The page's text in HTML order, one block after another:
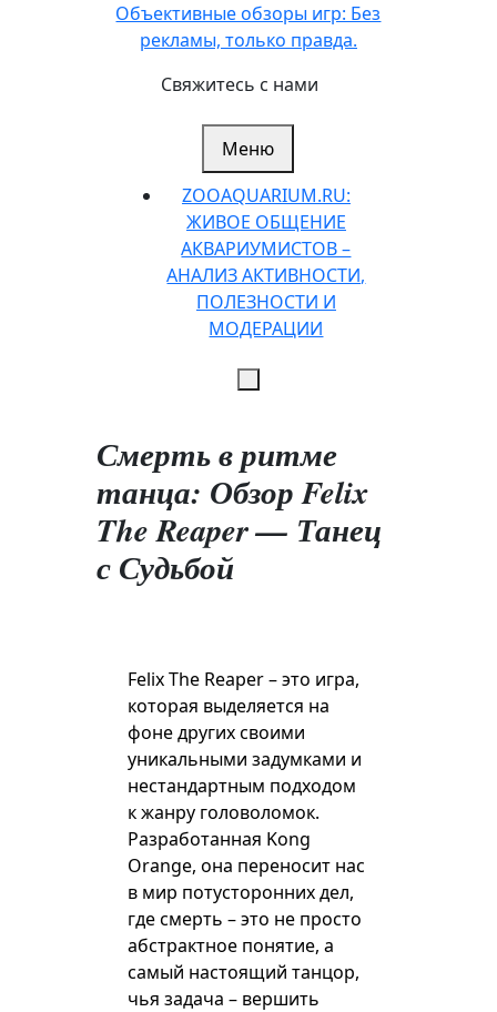
Перейти
Объективные обзоры игр: Без
рекламы, только правда.
Свяжитесь с нами
Меню
ZOOAQUARIUM.RU:
ЖИВОЕ ОБЩЕНИЕ
АКВАРИУМИСТОВ –
АНАЛИЗ АКТИВНОСТИ,
ПОЛЕЗНОСТИ И
МОДЕРАЦИИ
Смерть в ритме
танца: Обзор Felix
The Reaper — Танец
с Судьбой
Felix The Reaper – это игра,
которая выделяется на
фоне других своими
уникальными задумками и
нестандартным подходом
к жанру головоломок.
Разработанная Kong
Orange, она переносит нас
в мир потусторонних дел,
где смерть – это не просто
абстрактное понятие, а
самый настоящий танцор,
чья задача – вершить